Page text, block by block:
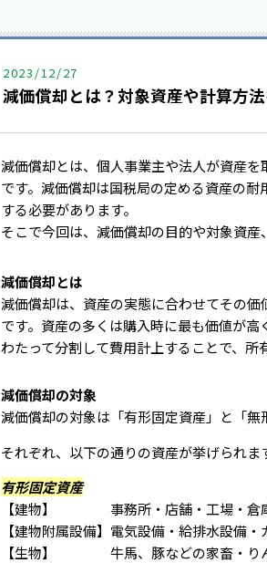
2023/12/27
減価償却とは？対象資産や計算方法
減価償却とは、個人事業主や法人が資産
です。減価償却は国税局の定める資産の
する必要があります。
そこで今回は、減価償却の目的や対象資産
減価償却とは
減価償却は、資産の実態に合わせてその
です。資産の多くは購入時に最も価値が
わたって分割して費用計上することで、所
減価償却の対象
減価償却の対象は「有形固定資産」と「無
それぞれ、以下の通りの資産が挙げられま
有形固定資産
【建物】 事務所・店舗・工場・倉
【建物附属設備】電気設備・給排水設備
【生物】 牛馬、豚などの家畜・りん